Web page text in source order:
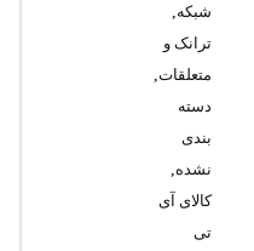
شبکه,
ترانک و
متعلقات,
دسته
بندی
نشده,
کالای آی
تی